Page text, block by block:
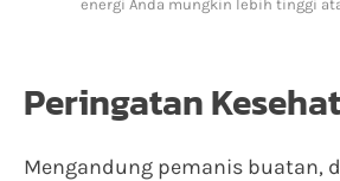
energi Anda mungkin lebih tinggi
Peringatan
Mengandung pemanis buatan,